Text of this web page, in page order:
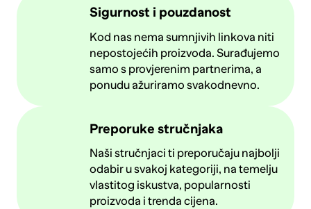
Sigurnost i pouzdanost
Kod nas nema sumnjivih linkova niti
nepostojećih proizvoda. Surađujemo
samo s provjerenim partnerima, a
ponudu ažuriramo svakodnevno.
Preporuke stručnjaka
Naši stručnjaci ti preporučaju najbolji
odabir u svakoj kategoriji, na temelju
vlastitog iskustva, popularnosti
proizvoda i trenda cijena.